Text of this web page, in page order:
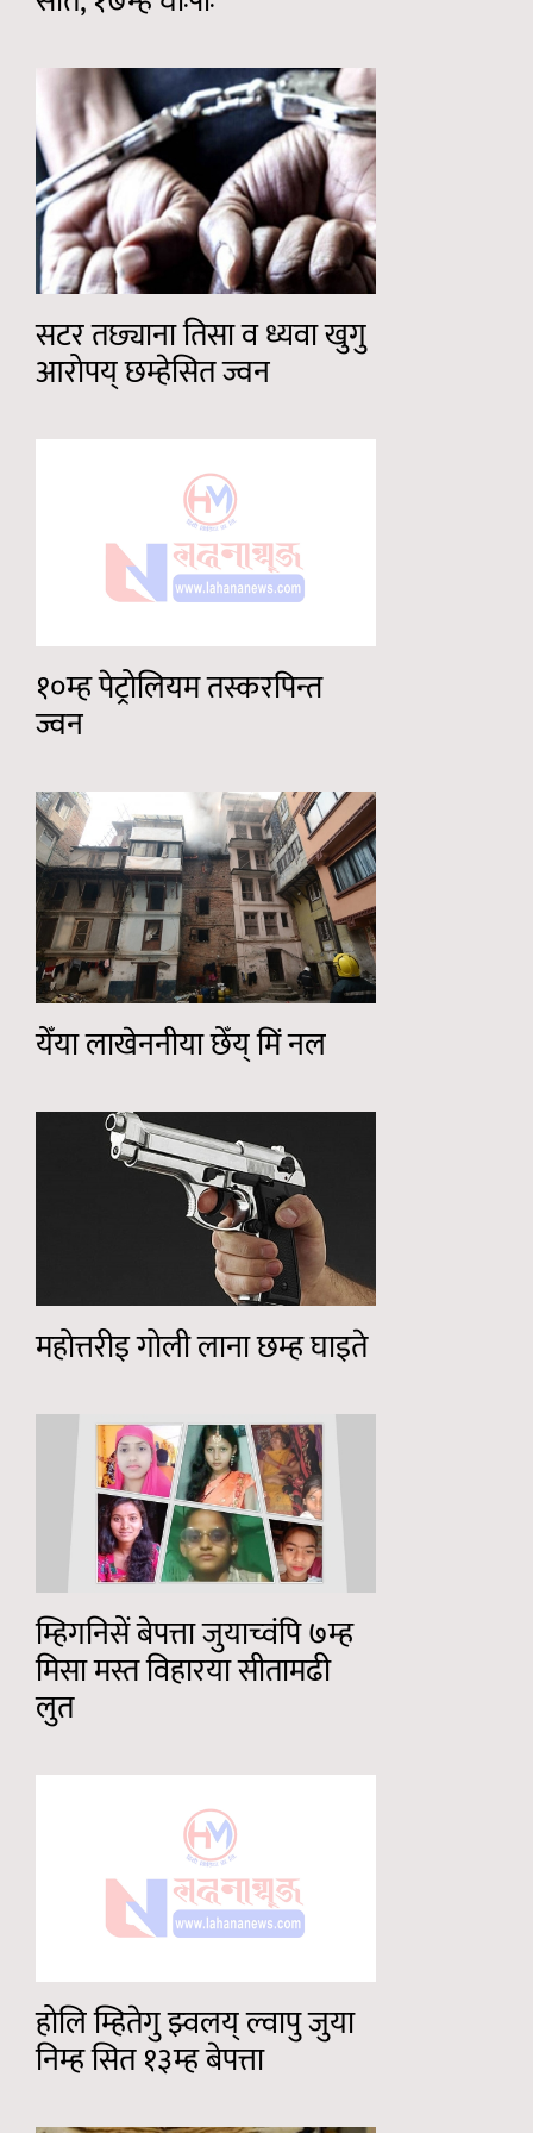
सटर तछ्याना तिसा व ध्यवा खुगु
आरोपय् छम्हेसित ज्वन
१०म्ह पेट्रोलियम तस्करपिन्त
ज्वन
येँया लाखेननीया छेँय् मिं नल
महोत्तरीइ गोली लाना छम्ह घाइते
म्हिगनिसें बेपत्ता जुयाच्वंपि ७म्ह
मिसा मस्त विहारया सीतामढी
लुत
होलि म्हितेगु झ्वलय् ल्वापु जुया
निम्ह सित १३म्ह बेपत्ता